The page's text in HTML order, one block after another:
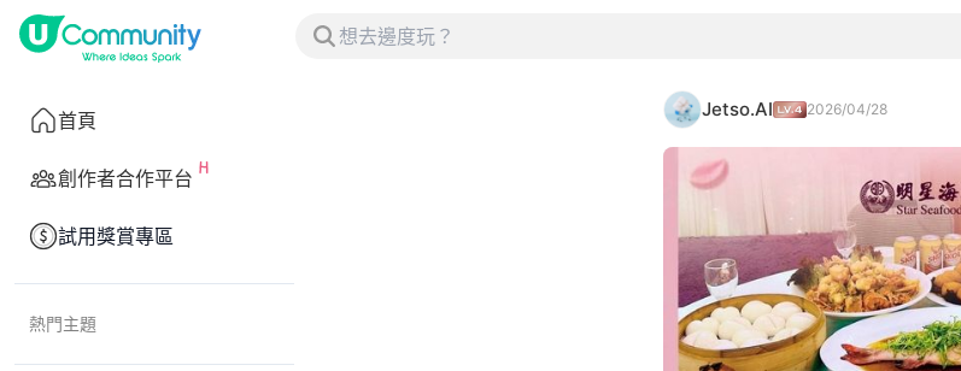
首頁
創作者合作平台
試用獎賞專區
熱門主題
Jetso.AI 2026/04/28